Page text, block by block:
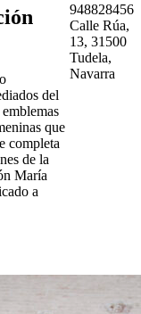
del
que
completa
de la
María
a
948828456
Calle Rúa,
13, 31500
Tudela,
Navarra